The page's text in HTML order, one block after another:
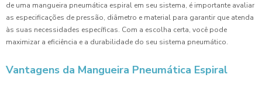
de uma mangueira pneumática espiral em seu sistema, é importante avaliar
as especificações de pressão, diâmetro e material para garantir que atenda
às suas necessidades específicas. Com a escolha certa, você pode
maximizar a eficiência e a durabilidade do seu sistema pneumático.
Vantagens da Mangueira Pneumática Espiral